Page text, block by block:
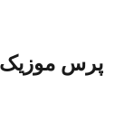
پرس موزیک